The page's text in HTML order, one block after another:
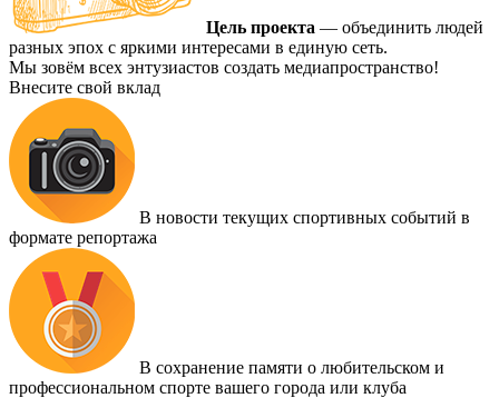
Цель проекта — объединить людей
разных эпох с яркими интересами в единую сеть.
Мы зовём всех энтузиастов создать медиапространство!
Внесите свой вклад
В новости текущих спортивных событий в
формате репортажа
В сохранение памяти о любительском и
профессиональном спорте вашего города или клуба